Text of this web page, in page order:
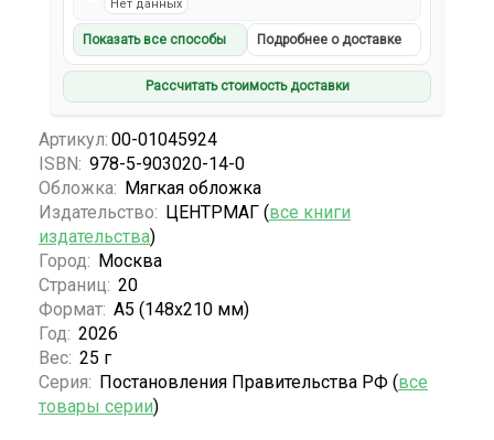
Нет данных
Показать все способы Подробнее о доставке
Рассчитать стоимость доставки
Артикул: 00-01045924
ISBN: 978-5-903020-14-0
Обложка: Мягкая обложка
Издательство: ЦЕНТРМАГ (все книги
издательства)
Город: Москва
Страниц: 20
Формат: А5 (148x210 мм)
Год: 2026
Вес: 25 г
Серия: Постановления Правительства РФ (все
товары серии)